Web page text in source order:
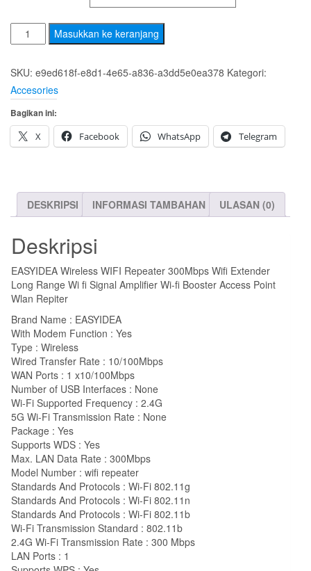
Kuantitas
EASYIDEA
Wireless
WIFI
Repeater
300Mbps
Masukkan ke keranjang
SKU: e9ed618f-e8d1-4e65-a836-a3dd5e0ea378 Kategori:
Accesories
Bagikan ini:
X
Facebook WhatsApp Telegram
DESKRIPSI INFORMASI TAMBAHAN ULASAN (0)
Deskripsi
EASYIDEA Wireless WIFI Repeater 300Mbps Wifi Extender
Long Range Wi fi Signal Amplifier Wi-fi Booster Access Point
Wlan Repiter
Brand Name : EASYIDEA
With Modem Function : Yes
Type : Wireless
Wired Transfer Rate : 10/100Mbps
WAN Ports : 1 x10/100Mbps
Number of USB Interfaces : None
Wi-Fi Supported Frequency : 2.4G
5G Wi-Fi Transmission Rate : None
Package : Yes
Supports WDS : Yes
Max. LAN Data Rate : 300Mbps
Model Number : wifi repeater
Standards And Protocols : Wi-Fi 802.11g
Standards And Protocols : Wi-Fi 802.11n
Standards And Protocols : Wi-Fi 802.11b
Wi-Fi Transmission Standard : 802.11b
2.4G Wi-Fi Transmission Rate : 300 Mbps
LAN Ports : 1